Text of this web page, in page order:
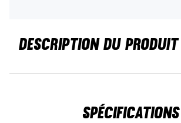
DESCRIPTION DU PRODUIT
Spécifications